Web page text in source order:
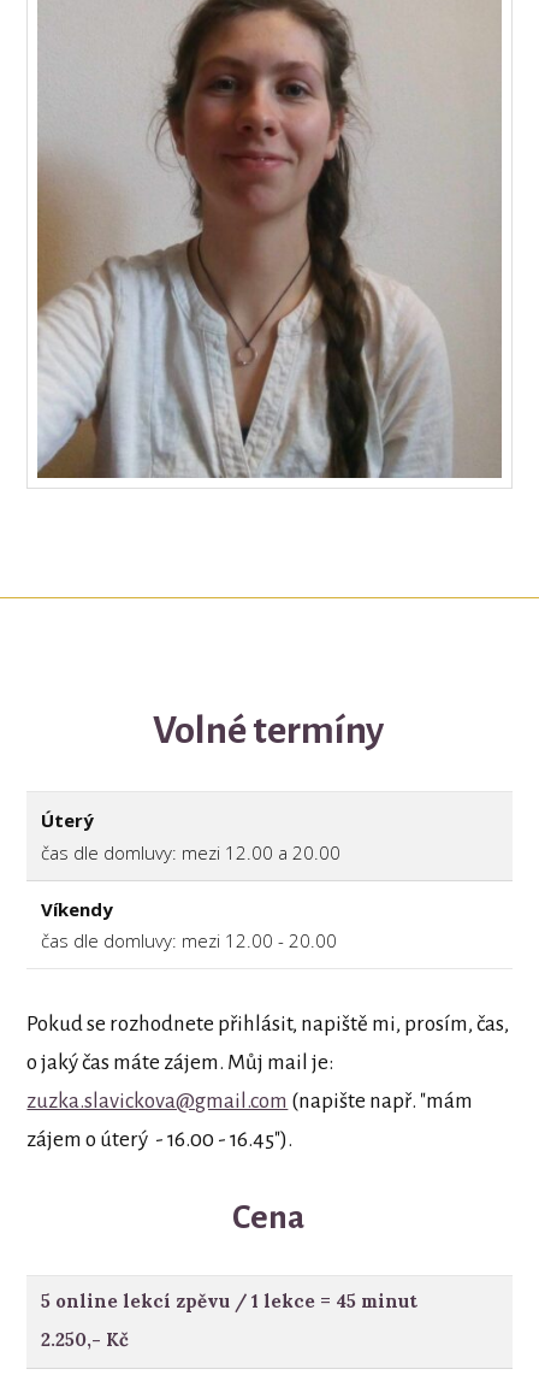
Volné termíny
Úterý
čas dle domluvy: mezi 12.00 a 20.00
Víkendy
čas dle domluvy: mezi 12.00 - 20.00
Pokud se rozhodnete přihlásit, napiště mi, prosím, čas,
o jaký čas máte zájem. Můj mail je:
zuzka.slavickova@gmail.com (napište např. "mám
zájem o úterý - 16.00 - 16.45").
Cena
5 online lekcí zpěvu / 1 lekce = 45 minut
2.250,- Kč